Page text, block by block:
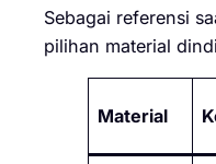
Sebagai referensi
pilihan material
Material